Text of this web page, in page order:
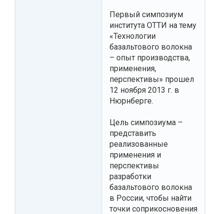
Первый симпозиум
института ОТТИ на тему
«Технологии
базальтового волокна
– опыт производства,
применения,
перспективы» прошел
12 ноября 2013 г. в
Нюрнберге.
Цель симпозиума –
представить
реализованные
применения и
перспективы
разработки
базальтового волокна
в России, чтобы найти
точки соприкосновения